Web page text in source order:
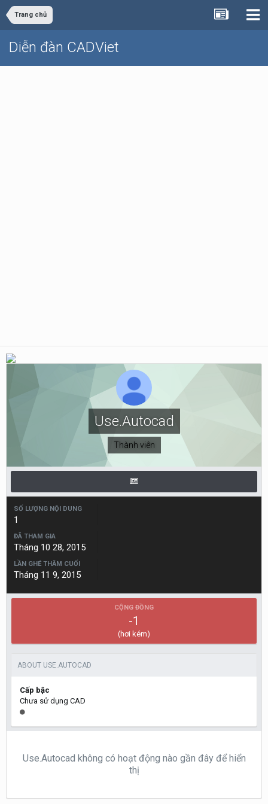
Trang chủ
Diễn đàn CADViet
Use.Autocad
Thành viên
SỐ LƯỢNG NỘI DUNG
1
ĐÃ THAM GIA
Tháng 10 28, 2015
LẦN GHÉ THĂM CUỐI
Tháng 11 9, 2015
CỘNG ĐỒNG
-1
(hơi kém)
ABOUT USE.AUTOCAD
Cấp bậc
Chưa sử dụng CAD
Use.Autocad không có hoạt động nào gần đây để hiển
thị